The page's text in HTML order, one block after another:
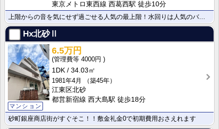
東京メトロ東西線 西葛西駅 徒歩10分
上階からの音を気にせず過ごせる人気の最上階！水回りは人気のバストイレ別で、天候を気にせず洗濯できる室･･･
Hx北砂Ⅱ
マンション
6.5万円
4000円
1DK
34.03㎡
1981年4月
（築45年）
江東区北砂
都営新宿線 西大島駅 徒歩18分
砂町銀座商店街がすぐそこ！！敷金礼金0で初期費用おさえれます